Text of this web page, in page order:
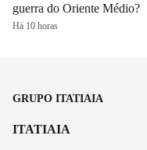
guerra do Oriente Médio?
Há 10 horas
GRUPO ITATIAIA
ITATIAIA